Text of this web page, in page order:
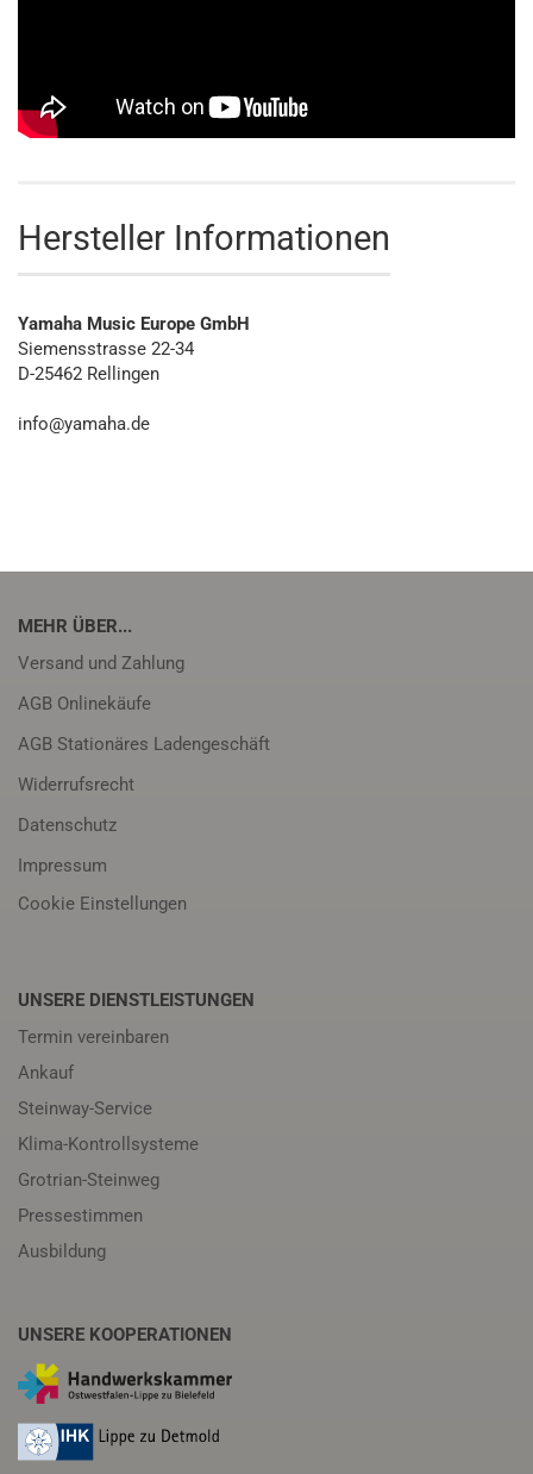
Hersteller Informationen
Yamaha Music Europe GmbH
Siemensstrasse 22-34
D-25462 Rellingen
info@yamaha.de
MEHR ÜBER...
Versand und Zahlung
AGB Onlinekäufe
AGB Stationäres Ladengeschäft
Widerrufsrecht
Datenschutz
Impressum
Cookie Einstellungen
UNSERE DIENSTLEISTUNGEN
Termin vereinbaren
Ankauf
Steinway-Service
Klima-Kontrollsysteme
Grotrian-Steinweg
Pressestimmen
Ausbildung
UNSERE KOOPERATIONEN